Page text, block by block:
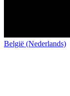
België (Nederlands)